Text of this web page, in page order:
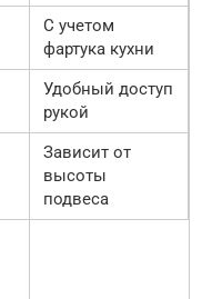
С учетом
фартука кухни
Удобный доступ
рукой
Зависит от
высоты
подвеса